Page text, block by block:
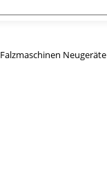
Falzmaschinen Neugeräte